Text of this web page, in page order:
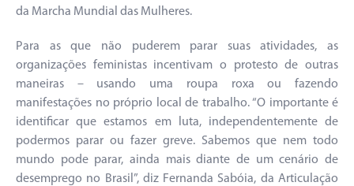
da Marcha Mundial das Mulheres.
Para as que não puderem parar suas atividades, as
organizações feministas incentivam o protesto de outras
maneiras – usando uma roupa roxa ou fazendo
manifestações no próprio local de trabalho. “O importante é
identificar que estamos em luta, independentemente de
podermos parar ou fazer greve. Sabemos que nem todo
mundo pode parar, ainda mais diante de um cenário de
desemprego no Brasil”, diz Fernanda Sabóia, da Articulação